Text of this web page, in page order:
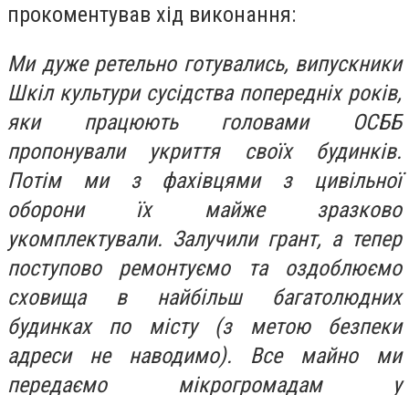
прокоментував хід виконання:
Ми дуже ретельно готувались, випускники
Шкіл культури сусідства попередніх років,
яки працюють головами ОСББ
пропонували укриття своїх будинків.
Потім ми з фахівцями з цивільної
оборони їх майже зразково
укомплектували. Залучили грант, а тепер
поступово ремонтуємо та оздоблюємо
сховища в найбільш багатолюдних
будинках по місту (з метою безпеки
адреси не наводимо). Все майно ми
передаємо мікрогромадам у